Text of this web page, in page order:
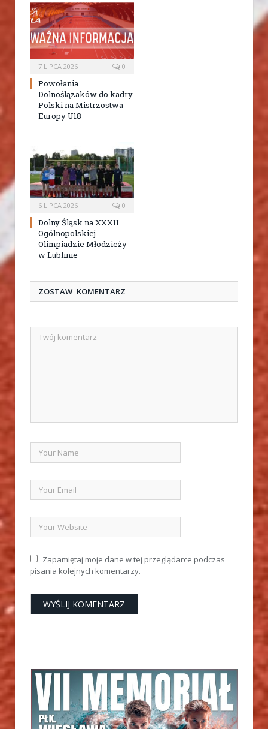
7 LIPCA 2026 0
Powołania
Dolnoślązaków do kadry
Polski na Mistrzostwa
Europy U18
6 LIPCA 2026 0
Dolny Śląsk na XXXII
Ogólnopolskiej
Olimpiadzie Młodzieży
w Lublinie
ZOSTAW KOMENTARZ
Zapamiętaj moje dane w tej przeglądarce podczas
pisania kolejnych komentarzy.